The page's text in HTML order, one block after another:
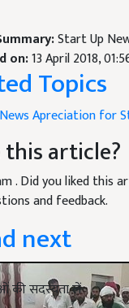
की सदस्यता लें
Start Up
on:13 April 2018,
Topics
Apreciation for
this article?
. Did you liked this
and feedback.
next